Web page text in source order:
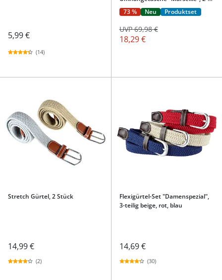
5,99 €
(14)
teilig
73 % Neu Produktset
18,29 €
UVP 69,98 €
Stretch Gürtel, 2 Stück
14,99 €
(2)
Flexigürtel-Set "Damenspezial",
3-teilig beige, rot, blau
14,69 €
(30)